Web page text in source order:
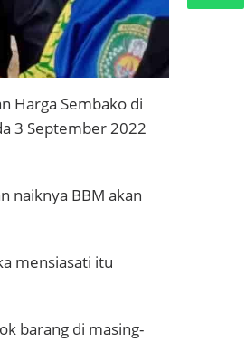
Harga Sembako di
3 September 2022
naiknya BBM akan
mensiasati itu
barang di masing-